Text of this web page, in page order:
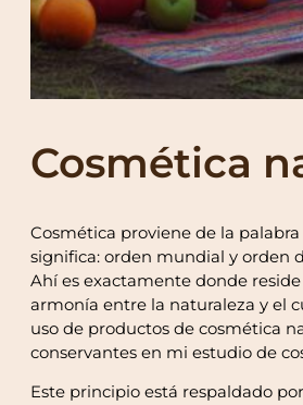
Cosmética
Cosmética proviene de la
significa: orden mundial y orden
Ahí es exactamente donde
armonía entre la naturaleza y el
uso de productos de cosmética
conservantes en mi estudio de
Este principio está respaldado